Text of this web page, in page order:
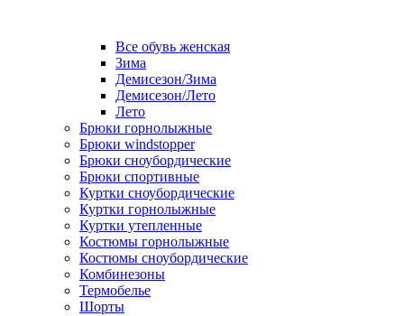
Все обувь женская
Зима
Демисезон/Зима
Демисезон/Лето
Лето
Брюки горнолыжные
Брюки windstopper
Брюки сноубордические
Брюки спортивные
Куртки сноубордические
Куртки горнолыжные
Куртки утепленные
Костюмы горнолыжные
Костюмы сноубордические
Комбинезоны
Термобелье
Шорты